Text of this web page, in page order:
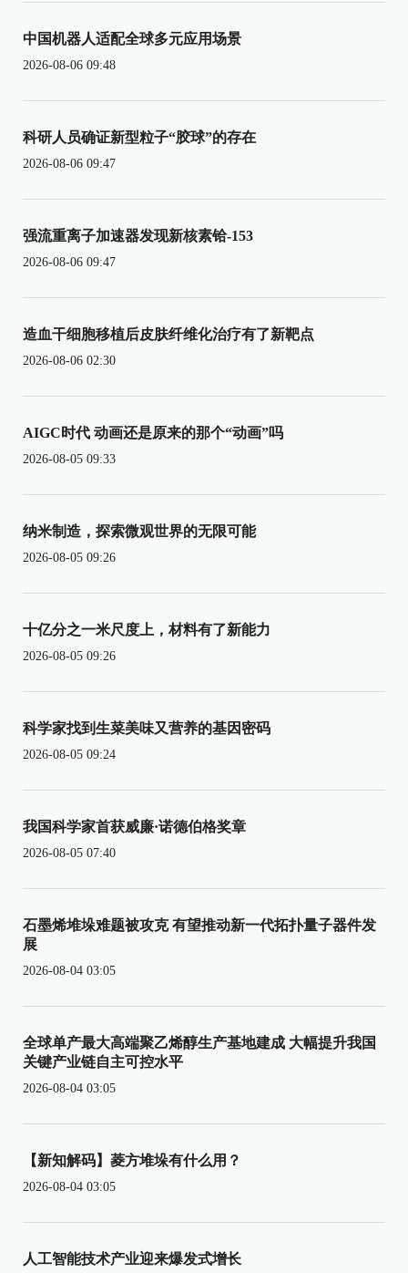
中国机器人适配全球多元应用场景
2026-08-06 09:48
科研人员确证新型粒子“胶球”的存在
2026-08-06 09:47
强流重离子加速器发现新核素铪-153
2026-08-06 09:47
造血干细胞移植后皮肤纤维化治疗有了新靶点
2026-08-06 02:30
AIGC时代 动画还是原来的那个“动画”吗
2026-08-05 09:33
纳米制造，探索微观世界的无限可能
2026-08-05 09:26
十亿分之一米尺度上，材料有了新能力
2026-08-05 09:26
科学家找到生菜美味又营养的基因密码
2026-08-05 09:24
我国科学家首获威廉·诺德伯格奖章
2026-08-05 07:40
石墨烯堆垛难题被攻克 有望推动新一代拓扑量子器件发
展
2026-08-04 03:05
全球单产最大高端聚乙烯醇生产基地建成 大幅提升我国
关键产业链自主可控水平
2026-08-04 03:05
【新知解码】菱方堆垛有什么用？
2026-08-04 03:05
人工智能技术产业迎来爆发式增长